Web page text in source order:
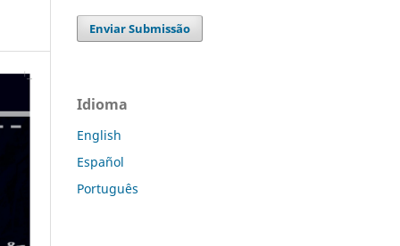
Enviar Submissão
Idioma
English
Español
Português